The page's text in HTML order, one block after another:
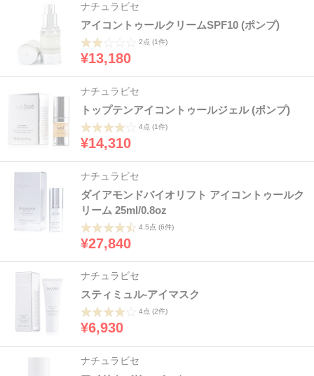
ナチュラビセ
アイコントゥールクリームSPF10 (ポンプ)
2点 (1件)
¥13,180
ナチュラビセ
トップテンアイコントゥールジェル (ポンプ)
4点 (1件)
¥14,310
ナチュラビセ
ダイアモンドバイオリフト アイコントゥールク
リーム 25ml/0.8oz
4.5点 (6件)
¥27,840
ナチュラビセ
スティミュル-アイマスク
4点 (2件)
¥6,930
ナチュラビセ